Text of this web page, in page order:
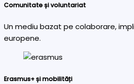
Comunitate și voluntariat
Un mediu bazat pe colaborare,
europene.
Erasmus+ și mobilități